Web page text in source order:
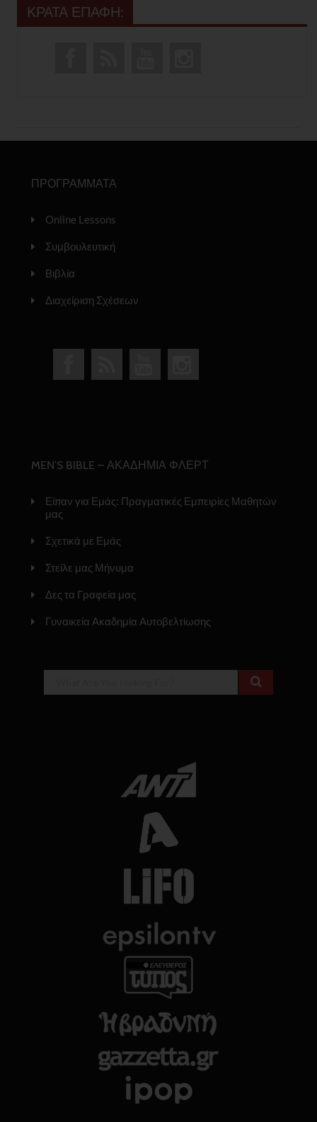
ΚΡΑΤΑ ΕΠΑΦΗ:
ΠΡΟΓΡΑΜΜΑΤΑ
Online Lessons
Συμβουλευτική
Βιβλία
Διαχείριση Σχέσεων
MEN’S BIBLE – ΑΚΑΔΗΜΙΑ ΦΛΕΡΤ
Είπαν για Εμάς: Πραγματικές Εμπειρίες Μαθητών
μας
Σχετικά με Εμάς
Στείλε μας Μήνυμα
Δες τα Γραφεία μας
Γυναικεία Ακαδημία Αυτοβελτίωσης